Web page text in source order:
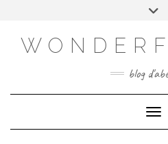
HTTPS://
blog